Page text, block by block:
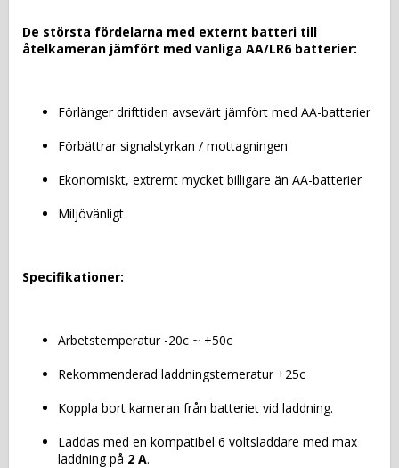
De största fördelarna med externt batteri till
åtelkameran jämfört med vanliga AA/LR6 batterier:
Förlänger drifttiden avsevärt jämfört med AA-batterier
Förbättrar signalstyrkan / mottagningen
Ekonomiskt, extremt mycket billigare än AA-batterier
Miljövänligt
Specifikationer:
Arbetstemperatur -20c ~ +50c
Rekommenderad laddningstemeratur +25c
Koppla bort kameran från batteriet vid laddning.
Laddas med en kompatibel 6 voltsladdare med max
laddning på 2 A.